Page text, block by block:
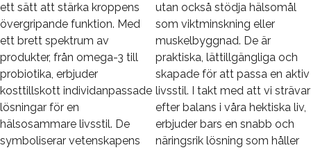
ett sätt att stärka kroppens
övergripande funktion. Med
ett brett spektrum av
produkter, från omega-3 till
probiotika, erbjuder
kosttillskott individanpassade
lösningar för en
hälsosammare livsstil. De
symboliserar vetenskapens
utan också stödja hälsomål
som viktminskning eller
muskelbyggnad. De är
praktiska, lättillgängliga och
skapade för att passa en aktiv
livsstil. I takt med att vi strävar
efter balans i våra hektiska liv,
erbjuder bars en snabb och
näringsrik lösning som håller